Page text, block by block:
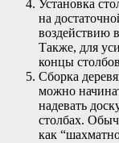
Установка
на
воздействию
Также, для
концы
Сборка
можно
надевать
столбах.
как